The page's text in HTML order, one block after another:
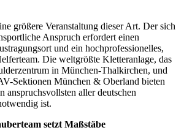
größere Veranstaltung dieser Art. Der sich
Anspruch erfordert einen
und ein hochprofessionelles,
Die weltgrößte Kletteranlage, das
in München-Thalkirchen, und
Sektionen München & Oberland bieten
anspruchsvollsten aller deutschen
ist.
setzt Maßstäbe